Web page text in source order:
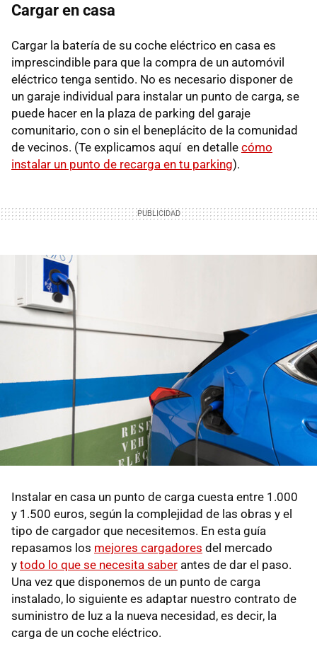
Cargar en casa
Cargar la batería de su coche eléctrico en casa es
imprescindible para que la compra de un automóvil
eléctrico tenga sentido. No es necesario disponer de
un garaje individual para instalar un punto de carga, se
puede hacer en la plaza de parking del garaje
comunitario, con o sin el beneplácito de la comunidad
de vecinos. (Te explicamos aquí en detalle cómo
instalar un punto de recarga en tu parking).
Instalar en casa un punto de carga cuesta entre 1.000
y 1.500 euros, según la complejidad de las obras y el
tipo de cargador que necesitemos. En esta guía
repasamos los mejores cargadores del mercado
y todo lo que se necesita saber antes de dar el paso.
Una vez que disponemos de un punto de carga
instalado, lo siguiente es adaptar nuestro contrato de
suministro de luz a la nueva necesidad, es decir, la
carga de un coche eléctrico.